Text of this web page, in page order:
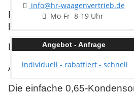
info@hr-waagenvertrieb.de
Mo-Fr 8-19 Uhr
Angebot - Anfrage
individuell - rabattiert - schnell
Bei der KERN OBS-1-Serie
handhaben sind.
Durch die stufenlos
Auch ein mobiler Einsatz ist
Die einfache 0,65-